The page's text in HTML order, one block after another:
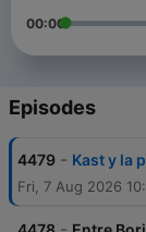
00:00
Episodes
4479 - Kast y la
Fri, 7 Aug 2026